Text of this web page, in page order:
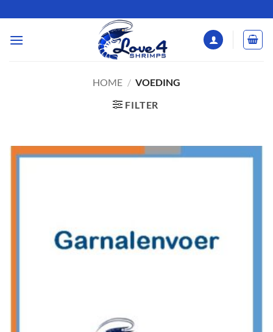
naar
inhoud
HOME / VOEDING
FILTER